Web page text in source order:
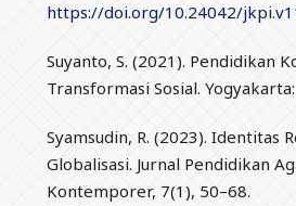
https://doi.org/10.24042/
Suyanto, S. (2021). Pendidikan
Transformasi Sosial.
Syamsudin, R. (2023). Identitas
Globalisasi. Jurnal Pendidikan
Kontemporer, 7(1), 50–68.